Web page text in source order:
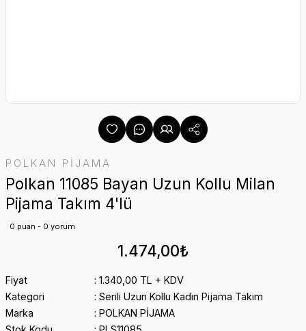
POLKAN PİJAMA
Polkan 11085 Bayan Uzun Kollu Milan
Pijama Takım 4'lü
0 puan - 0 yorum
1.474,00₺
Fiyat
1.340,00 TL + KDV
Kategori
Serili Uzun Kollu Kadın Pijama Takım
Marka
POLKAN PİJAMA